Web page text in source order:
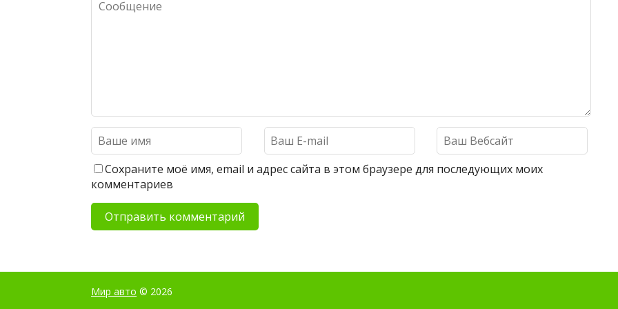
Сохраните моё имя, email и адрес сайта в этом браузере для последующих моих
комментариев
Мир авто © 2026